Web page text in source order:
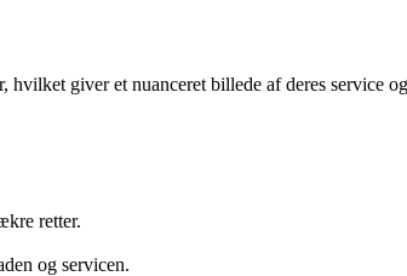
giver et nuanceret billede af deres service
retter.
og servicen.